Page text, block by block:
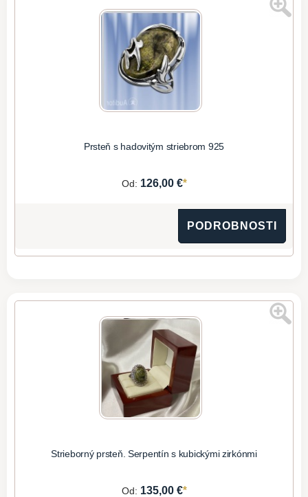
Prsteň s hadovitým striebrom 925
Od: 126,00 €*
PODROBNOSTI
Strieborný prsteň. Serpentín s kubickými zirkónmi
Od: 135,00 €*